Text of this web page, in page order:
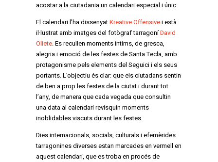
acostar a la ciutadania un calendari especial i únic.
El calendari l’ha dissenyatKreative Offensivei està
il·lustrat amb imatges del fotògraf tarragoníDavid
Oliete. Es recullen moments íntims, de gresca,
alegria i emoció de les festes de Santa Tecla, amb
protagonisme pels elements del Seguici i els seus
portants. L’objectiu és clar: que els ciutadans sentin
de ben a prop les festes de la ciutat i durant tot
l’any, de manera que cada vegada que consultin
una data al calendari revisquin moments
inoblidables viscuts durant les festes.
Dies internacionals, socials, culturals i efemèrides
tarragonines diverses estan marcades en vermell en
aquest calendari, que es troba en procés de